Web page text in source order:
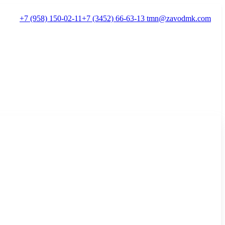
+7 (958) 150-02-11+7 (3452) 66-63-13 tmn@zavodmk.com